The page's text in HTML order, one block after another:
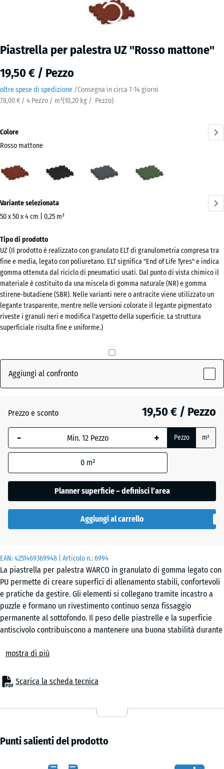
Piastrella per palestra UZ "Rosso mattone"
19,50 € / Pezzo
oltre spese di spedizione /Consegna in circa 7-14 giorni
78,00 € / 4 Pezzo / m²(10,20 kg / Pezzo)
EAN:4251469369948 | Articolo n.:6994
La piastrella per palestra WARCO in granulato di gomma legato con
PU permette di creare superfici di allenamento stabili, confortevoli
e pratiche da gestire. Gli elementi si collegano tramite incastro a
puzzle e formano un rivestimento continuo senza fissaggio
permanente al sottofondo. Il peso delle piastrelle e la superficie
antiscivolo contribuiscono a mantenere una buona stabilità durante
Posa semplice e area espandibile
portanti. Le piastrelle possono essere disposte con schema a
scacchiera oppure con posa sfalsata, secondo il layout
riconfigurata senza interventi invasivi, utile negli spazi che
Protezione del sottofondo
La struttura elastica aiuta a ridurre le sollecitazioni provocate da
mostra di più
Scarica la scheda tecnica
Colore
Rosso mattone
mattone
ardesia
informazioni
sui
Mostra
la
palette
colori
Rosso
mattone(active)
Grigio
Verde
erba
+ 0,50 €
Variante selezionata
50 x 50 x 4 cm | 0,25 m²
Dimensioni
per
la
spedizione
540
x
540
x
40
La
dimensione
in blu,
per il
(salvo
prodotto).
x
50
x 4
cm
|
0,25
m²
x
x 2
0,25
Tipo di prodotto
UZ (Il prodotto è realizzato con granulato ELT di granulometria compresa tra
fine e media, legato con poliuretano. ELT significa "End of Life Tyres" e indica
gomma ottenuta dal riciclo di pneumatici usati. Dal punto di vista chimico il
materiale è costituito da una miscela di gomma naturale (NR) e gomma
stirene-butadiene (SBR). Nelle varianti nere o antracite viene utilizzato un
legante trasparente, mentre nelle versioni colorate il legante pigmentato
riveste i granuli neri e modifica l'aspetto della superficie. La struttura
superficiale risulta fine e uniforme.)
Aggiungi al confronto
Prezzo e sconto 19,50 € / Pezzo
- + Pezzo m²
0 m²
Planner superficie – definisci l’area
Aggiungi al carrello
Punti salienti del prodotto